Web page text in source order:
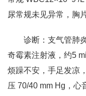
尿常规未见异常，胸
诊断：支气管肺
奇霉素注射液，约5
烦躁不安，手足发凉
压 70/40 mm Hg，心